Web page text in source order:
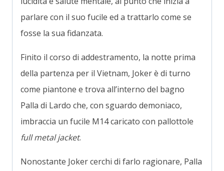
parlare con il suo fucile ed a trattarlo come se
fosse la sua fidanzata.
Finito il corso di addestramento, la notte prima
della partenza per il Vietnam, Joker è di turno
come piantone e trova all’interno del bagno
Palla di Lardo che, con sguardo demoniaco,
imbraccia un fucile M14 caricato con pallottole
full metal jacket.
Nonostante Joker cerchi di farlo ragionare, Palla